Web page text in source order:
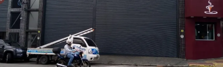
Acessórios Para Portas de
Enrolar
Pintura eletrostática
Portfólio
Contato